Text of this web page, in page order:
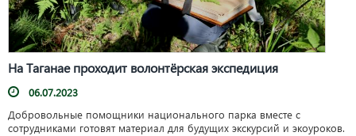
На Таганае проходит волонтёрская экспедиция
06.07.2023
Добровольные помощники национального парка вместе с
сотрудниками готовят материал для будущих экскурсий и экоуроков.